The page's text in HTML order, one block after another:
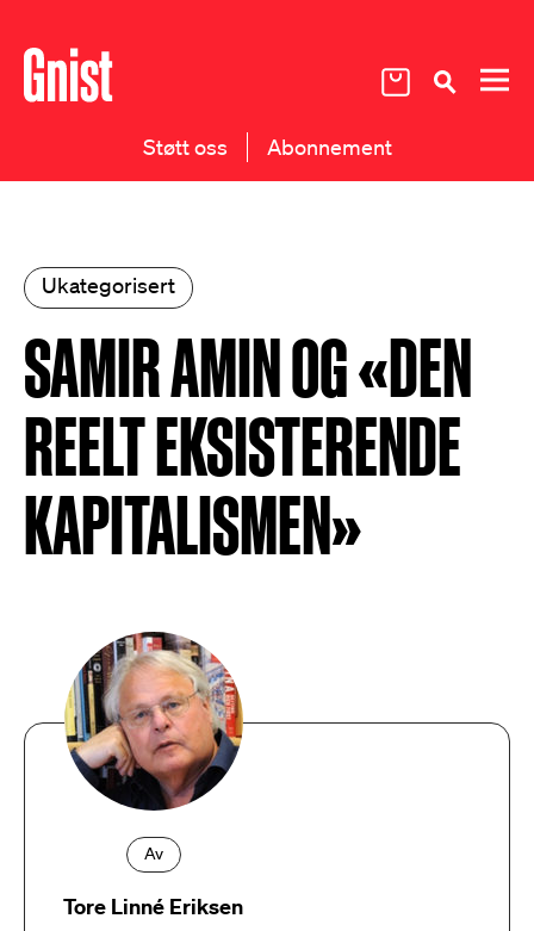
Støtt oss Abonnement
Ukategorisert
SAMIR AMIN OG «DEN
REELT EKSISTERENDE
KAPITALISMEN»
Av
Tore Linné Eriksen